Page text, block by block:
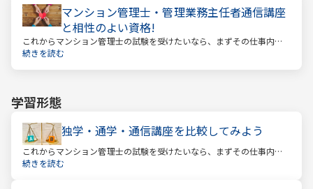
マンション管理士・管理業務主任者通信講座
と相性のよい資格!
これからマンション管理士の試験を受けたいなら、まずその仕事内容
を確かめましょう。この仕事では、マンション管理組合の総合的なサ
続きを読む
学習形態
独学・通学・通信講座を比較してみよう
これからマンション管理士の試験を受けたいなら、まずその仕事内容
を確かめましょう。この仕事では、マンション管理組合の総合的なサ
続きを読む